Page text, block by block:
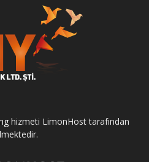
hizmeti LimonHost tarafından